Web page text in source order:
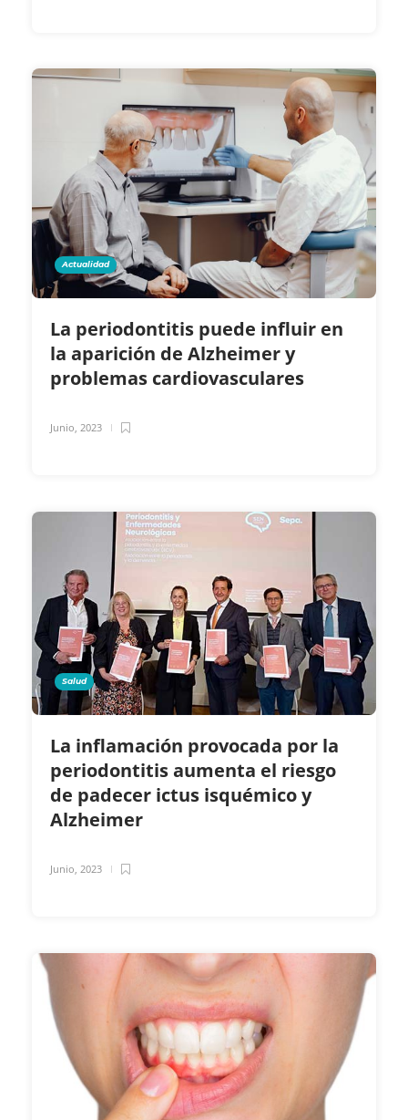
Actualidad
La periodontitis puede influir en
la aparición de Alzheimer y
problemas cardiovasculares
Junio, 2023
Salud
La inflamación provocada por la
periodontitis aumenta el riesgo
de padecer ictus isquémico y
Alzheimer
Junio, 2023